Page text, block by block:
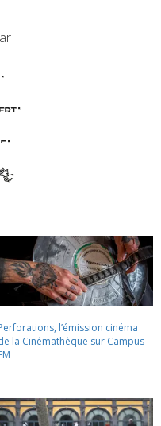
l’émission cinéma
la Cinémathèque sur Campus